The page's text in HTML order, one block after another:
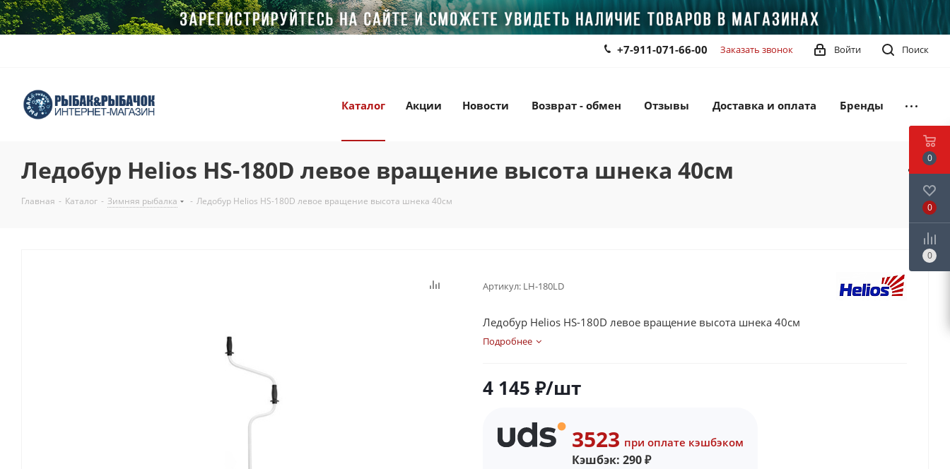
Поиск
Войти
+7-911-071-66-00 Заказать звонок
Каталог Акции Новости Возврат - обмен Отзывы Доставка и оплата Бренды
Ледобур Helios HS-180D левое вращение высота шнека 40см
Главная - Каталог - Зимняя рыбалка - Ледобур Helios HS-180D левое вращение высота шнека 40см
Артикул: LH-180LD
Ледобур Helios HS-180D левое вращение высота шнека 40см
Подробнее
4 145 ₽/шт
3523 при оплате кэшбэком
Кэшбэк: 290₽
0
0
0